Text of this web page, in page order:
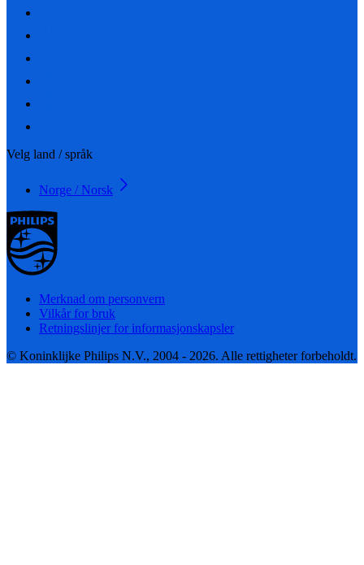
Velg land / språk
Norge / Norsk
Merknad om personvern
Vilkår for bruk
Retningslinjer for informasjonskapsler
© Koninklijke Philips N.V., 2004 - 2026. Alle rettigheter forbeholdt.